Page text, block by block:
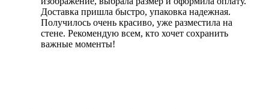
Доставка пришла быстро, упаковка надежная.
Получилось очень красиво, уже разместила на
стене. Рекомендую всем, кто хочет сохранить
важные моменты!